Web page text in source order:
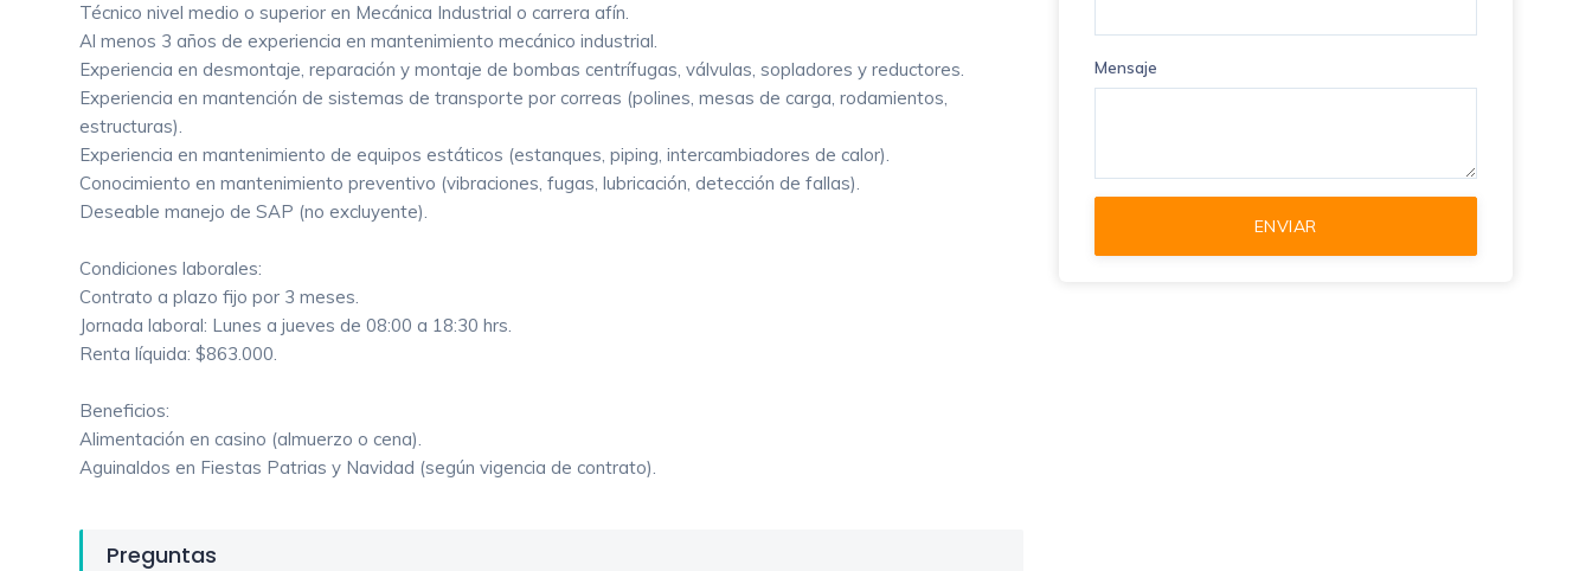
Técnico nivel medio o superior en Mecánica Industrial o carrera afín.
Al menos 3 años de experiencia en mantenimiento mecánico industrial.
Experiencia en desmontaje, reparación y montaje de bombas centrífugas, válvulas, sopladores y reductores.
Experiencia en mantención de sistemas de transporte por correas (polines, mesas de carga, rodamientos,
estructuras).
Experiencia en mantenimiento de equipos estáticos (estanques, piping, intercambiadores de calor).
Conocimiento en mantenimiento preventivo (vibraciones, fugas, lubricación, detección de fallas).
Deseable manejo de SAP (no excluyente).
Condiciones laborales:
Contrato a plazo fijo por 3 meses.
Jornada laboral: Lunes a jueves de 08:00 a 18:30 hrs.
Renta líquida: $863.000.
Beneficios:
Alimentación en casino (almuerzo o cena).
Aguinaldos en Fiestas Patrias y Navidad (según vigencia de contrato).
Preguntas
Mensaje